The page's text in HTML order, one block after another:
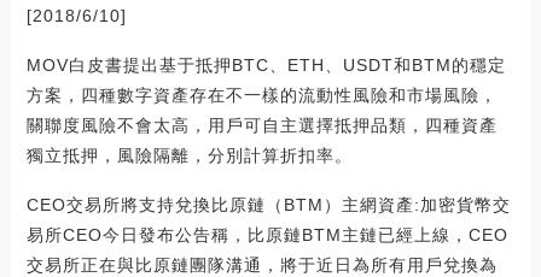
[2018/6/10]
MOV白皮書提出基于抵押BTC、ETH、USDT和BTM的穩定
方案，四種數字資產存在不一樣的流動性風險和市場風險，
關聯度風險不會太高，用戶可自主選擇抵押品類，四種資產
獨立抵押，風險隔離，分別計算折扣率。
CEO交易所將支持兌換比原鏈（BTM）主網資產:加密貨幣交
易所CEO今日發布公告稱，比原鏈BTM主鏈已經上線，CEO
交易所正在與比原鏈團隊溝通，將于近日為所有用戶兌換為